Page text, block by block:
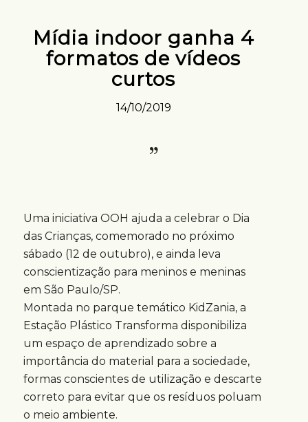
Mídia indoor ganha 4
formatos de vídeos
curtos
14/10/2019
Uma iniciativa OOH ajuda a celebrar o Dia
das Crianças, comemorado no próximo
sábado (12 de outubro), e ainda leva
conscientização para meninos e meninas
em São Paulo/SP.
Montada no parque temático KidZania, a
Estação Plástico Transforma disponibiliza
um espaço de aprendizado sobre a
importância do material para a sociedade,
formas conscientes de utilização e descarte
correto para evitar que os resíduos poluam
o meio ambiente.